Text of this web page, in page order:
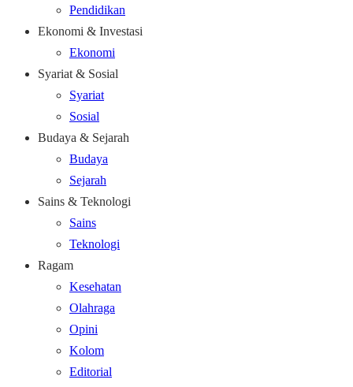
Pendidikan
Ekonomi & Investasi
Ekonomi
Syariat & Sosial
Syariat
Sosial
Budaya & Sejarah
Budaya
Sejarah
Sains & Teknologi
Sains
Teknologi
Ragam
Kesehatan
Olahraga
Opini
Kolom
Editorial